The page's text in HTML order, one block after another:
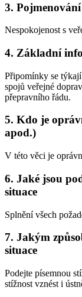
3.
Nespokojenost s
4. Základní
Připomínky se
spojů veřejné
přepravního řádu.
5. Kdo je
apod.)
V této věci je
6. Jaké jsou
situace
Splnění všech
7. Jakým
situace
Podejte písemnou
stížnost vznést i